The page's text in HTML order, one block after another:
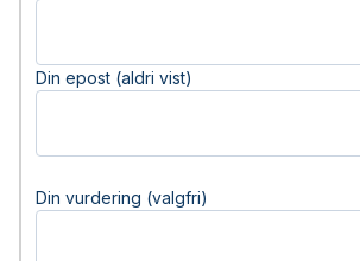
Din epost (aldri vist)
Din vurdering (valgfri)